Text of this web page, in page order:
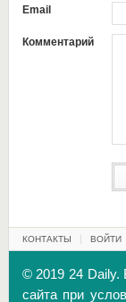
Email
Комментарий
КОНТАКТЫ ВОЙТИ
© 2019 24 Daily.
сайта при